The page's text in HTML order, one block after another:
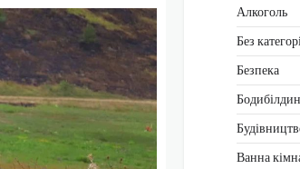
Алкоголь
Без
Безпека
Ванна